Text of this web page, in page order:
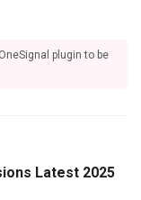
plugin to be
Latest 2025